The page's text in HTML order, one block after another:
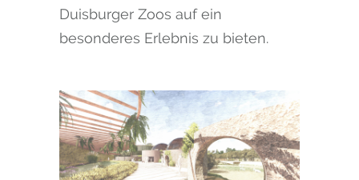
Duisburger Zoos auf ein
besonderes Erlebnis zu bieten.